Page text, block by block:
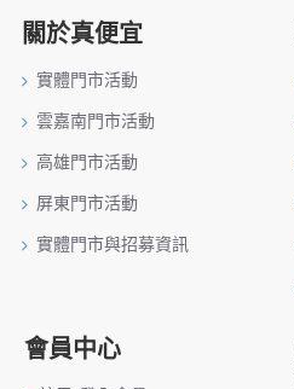
關於真便宜
實體門市活動
雲嘉南門市活動
高雄門市活動
屏東門市活動
實體門市與招募資訊
會員中心